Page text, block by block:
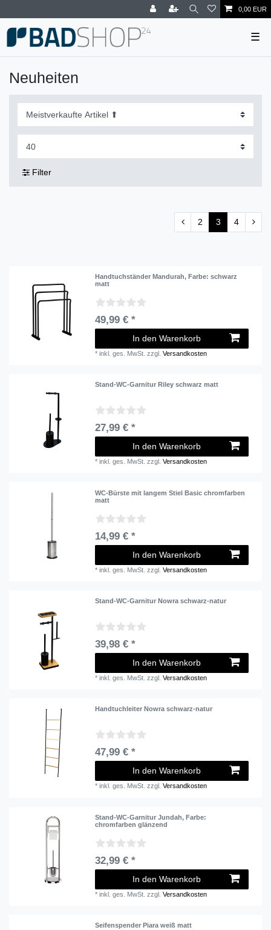
0,00 EUR
☰
Neuheiten
Filter
2 3 4
Handtuchständer Mandurah, Farbe: schwarz
matt
49,99 € *
In den Warenkorb
*inkl. ges. MwSt. zzgl.Versandkosten
Stand-WC-Garnitur Riley schwarz matt
27,99 € *
In den Warenkorb
*inkl. ges. MwSt. zzgl.Versandkosten
WC-Bürste mit langem Stiel Basic chromfarben
matt
14,99 € *
In den Warenkorb
*inkl. ges. MwSt. zzgl.Versandkosten
Stand-WC-Garnitur Nowra schwarz-natur
39,98 € *
In den Warenkorb
*inkl. ges. MwSt. zzgl.Versandkosten
Handtuchleiter Nowra schwarz-natur
47,99 € *
In den Warenkorb
*inkl. ges. MwSt. zzgl.Versandkosten
Stand-WC-Garnitur Jundah, Farbe:
chromfarben glänzend
32,99 € *
In den Warenkorb
*inkl. ges. MwSt. zzgl.Versandkosten
Seifenspender Piara weiß matt